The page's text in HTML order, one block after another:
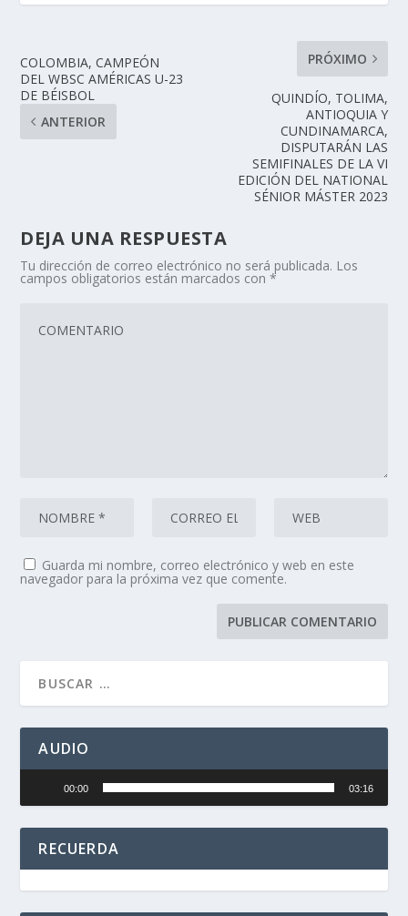
COLOMBIA, CAMPEÓN
DEL WBSC AMÉRICAS U-23
DE BÉISBOL
ANTERIOR
PRÓXIMO
QUINDÍO, TOLIMA,
ANTIOQUIA Y
CUNDINAMARCA,
DISPUTARÁN LAS
SEMIFINALES DE LA VI
EDICIÓN DEL NATIONAL
SÉNIOR MÁSTER 2023
DEJA UNA RESPUESTA
Tu dirección de correo electrónico no será publicada. Los
campos obligatorios están marcados con*
Guarda mi nombre, correo electrónico y web en este
navegador para la próxima vez que comente.
AUDIO
de
00:00 03:16
RECUERDA